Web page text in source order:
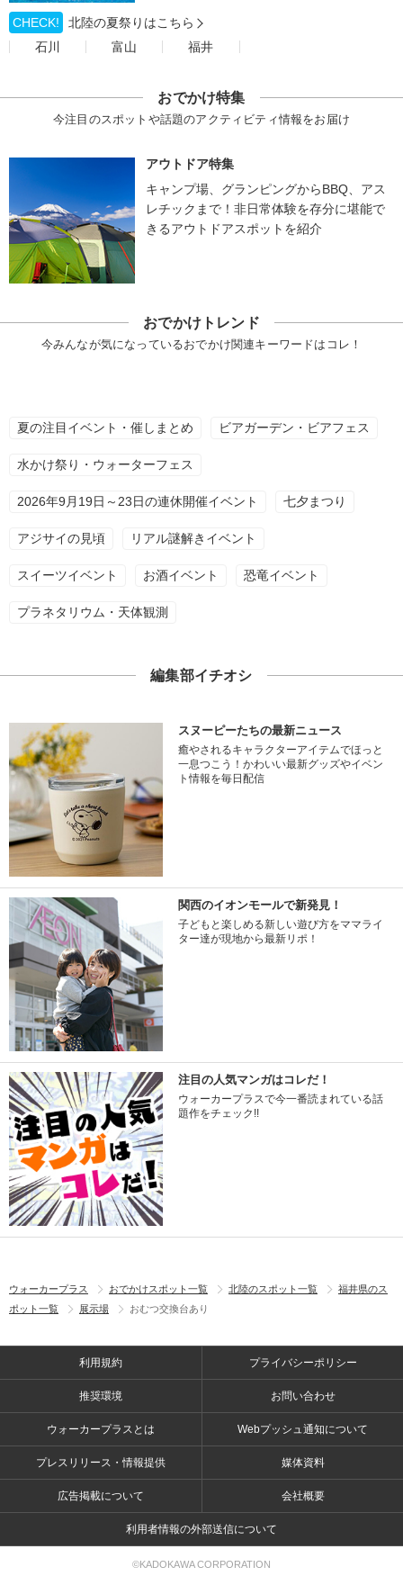
CHECK!
北陸の夏祭りはこちら
石川
富山 福井
おでかけ特集
今注目のスポットや話題のアクティビティ情報をお届け
アウトドア特集
キャンプ場、グランピングからBBQ、アス
レチックまで！非日常体験を存分に堪能で
きるアウトドアスポットを紹介
おでかけトレンド
今みんなが気になっているおでかけ関連キーワードはコレ！
夏の注目イベント・催しまとめ ビアガーデン・ビアフェス
水かけ祭り・ウォーターフェス
2026年9月19日～23日の連休開催イベント 七夕まつり
アジサイの見頃 リアル謎解きイベント
スイーツイベント お酒イベント 恐竜イベント
プラネタリウム・天体観測
編集部イチオシ
スヌーピーたちの最新ニュース
癒やされるキャラクターアイテムでほっと
一息つこう！かわいい最新グッズやイベン
ト情報を毎日配信
関西のイオンモールで新発見！
子どもと楽しめる新しい遊び方をママライ
ター達が現地から最新リポ！
注目の人気マンガはコレだ！
ウォーカープラスで今一番読まれている話
題作をチェック!!
ウォーカープラス おでかけスポット一覧 北陸のスポット一覧
福井県のス
ポット一覧
展示場 おむつ交換台あり
利用規約 プライバシーポリシー
推奨環境 お問い合わせ
ウォーカープラスとは Webプッシュ通知について
プレスリリース・情報提供 媒体資料
広告掲載について 会社概要
利用者情報の外部送信について
©KADOKAWA CORPORATION